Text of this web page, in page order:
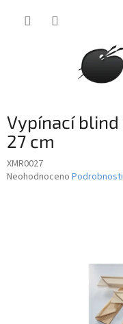
Vypínací
27 cm
XMR0027
Průměrné
Neohodnoceno